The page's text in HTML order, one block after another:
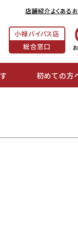
店舗紹介よくある
小禄バイパス店
総合窓口
初めての方